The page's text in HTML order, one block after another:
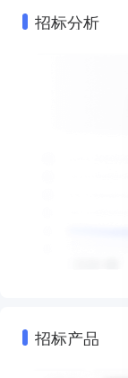
招标分析
招标产品